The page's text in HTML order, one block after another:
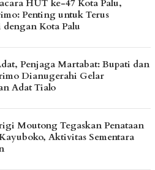
HUT ke-47 Kota Palu,
Penting untuk Terus
Kota Palu
Penjaga Martabat: Bupati dan
Dianugerahi Gelar
Adat Tialo
Moutong Tegaskan Penataan
Aktivitas Sementara